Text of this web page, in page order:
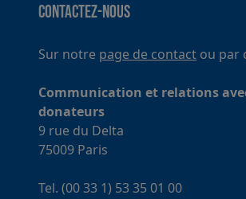
Contactez-nous
Sur notre page de contact ou par
Communication et relations
donateurs
9 rue du Delta
75009 Paris
Tel. (00 33 1) 53 35 01 00